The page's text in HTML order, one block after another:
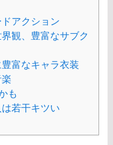
アクション
観、豊富なサブク
富なキャラ衣装
も
若干キツい